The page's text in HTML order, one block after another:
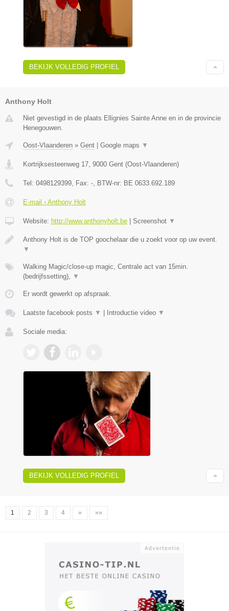
BEKIJK VOLLEDIG PROFIEL
Anthony Holt
Niet gevestigd in de plaats Ellignies Sainte Anne en in de provincie
Henegouwen.
Oost-Vlaanderen » Gent Google maps ▼
Kortrijksesteenweg 17, 9000 Gent (Oost-Vlaanderen)
Tel: 0498129399, Fax: -, BTW-nr: BE 0633.692.189
E-mail › Anthony Holt
Website: http://www.anthonyholt.be Screenshot ▼
Anthony Holt is de TOP goochelaar die u zoekt voor op uw event.
▼
Walking Magic/close-up magic, Centrale act van 15min.
(bedrijfssetting), ▼
Er wordt gewerkt op afspraak.
Laatste facebook posts ▼ Introductie video ▼
Sociale media:
BEKIJK VOLLEDIG PROFIEL
1 2 3 4 » »»